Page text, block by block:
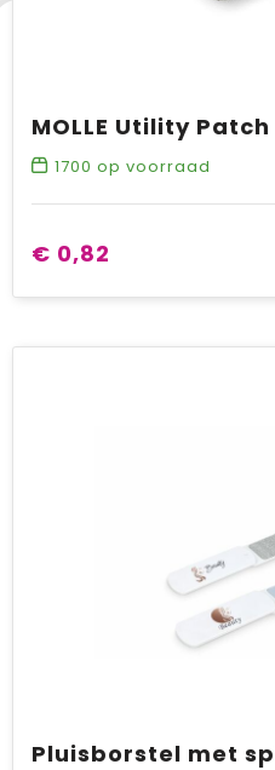
MOLLE Utility Patch
1700 op voorraad
€ 0,82
Pluisborstel met